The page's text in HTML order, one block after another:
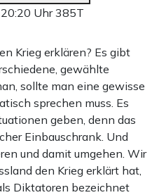
Uhr385T
Krieg erklären? Es gibt
gewählte
sollte man eine gewisse
sprechen muss. Es
geben, denn das
Einbauschrank. Und
und damit umgehen. Wir
den Krieg erklärt hat,
Diktatoren bezeichnet